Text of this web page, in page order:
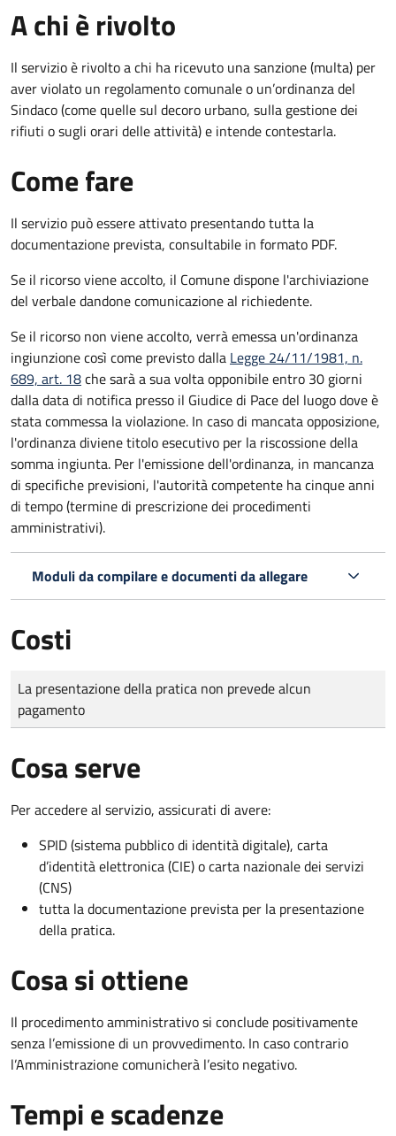
A chi è rivolto
Il servizio è rivolto a chi ha ricevuto una sanzione (multa) per
aver violato un regolamento comunale o un’ordinanza del
Sindaco (come quelle sul decoro urbano, sulla gestione dei
rifiuti o sugli orari delle attività) e intende contestarla.
Come fare
Il servizio può essere attivato presentando tutta la
documentazione prevista, consultabile in formato PDF.
Se il ricorso viene accolto, il Comune dispone l'archiviazione
del verbale dandone comunicazione al richiedente.
Se il ricorso non viene accolto, verrà emessa un'ordinanza
ingiunzione così come previsto dalla Legge 24/11/1981, n.
689, art. 18che sarà a sua volta opponibile entro 30 giorni
dalla data di notifica presso il Giudice di Pace del luogo dove è
stata commessa la violazione. In caso di mancata opposizione,
l'ordinanza diviene titolo esecutivo per la riscossione della
somma ingiunta. Per l'emissione dell'ordinanza, in mancanza
di specifiche previsioni, l'autorità competente ha cinque anni
di tempo (termine di prescrizione dei procedimenti
amministrativi).
Moduli da compilare e documenti da allegare
Costi
Tipo di pagamento
Importo
La presentazione della pratica non prevede alcun
pagamento
Cosa serve
Per accedere al servizio, assicurati di avere:
SPID (sistema pubblico di identità digitale), carta
d’identità elettronica (CIE) o carta nazionale dei servizi
(CNS)
tutta la documentazione prevista per la presentazione
della pratica.
Cosa si ottiene
Il procedimento amministrativo si conclude positivamente
senza l’emissione di un provvedimento. In caso contrario
l’Amministrazione comunicherà l’esito negativo.
Tempi e scadenze